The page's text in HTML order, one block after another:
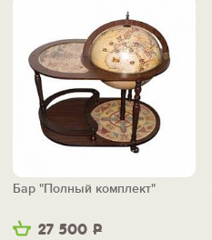
27 500 Р
Бар "Полный комплект"